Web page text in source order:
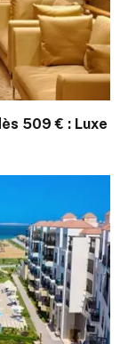
509 € : Luxe